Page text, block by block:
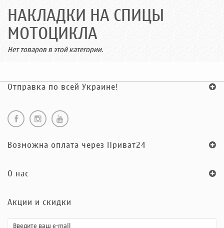
НАКЛАДКИ НА СПИЦЫ
МОТОЦИКЛА
Нет товаров в этой категории.
Отправка по всей Украине!
Возможна оплата через Приват24
O нас
Акции и скидки